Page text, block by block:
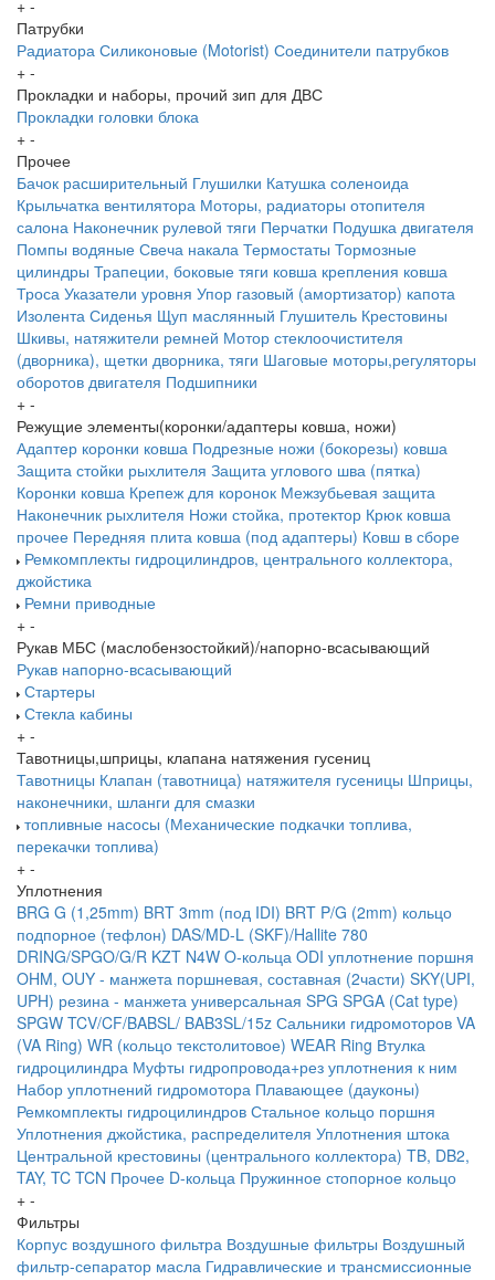
+ -
Патрубки
Радиатора Силиконовые (Motorist) Соединители патрубков
+ -
Прокладки и наборы, прочий зип для ДВС
Прокладки головки блока
+ -
Прочее
Бачок расширительный Глушилки Катушка соленоида
Крыльчатка вентилятора Моторы, радиаторы отопителя
салона Наконечник рулевой тяги Перчатки Подушка двигателя
Помпы водяные Свеча накала Термостаты Тормозные
цилиндры Трапеции, боковые тяги ковша крепления ковша
Троса Указатели уровня Упор газовый (амортизатор) капота
Изолента Сиденья Щуп маслянный Глушитель Крестовины
Шкивы, натяжители ремней Мотор стеклоочистителя
(дворника), щетки дворника, тяги Шаговые моторы,регуляторы
оборотов двигателя Подшипники
+ -
Режущие элементы(коронки/адаптеры ковша, ножи)
Адаптер коронки ковша Подрезные ножи (бокорезы) ковша
Защита стойки рыхлителя Защита углового шва (пятка)
Коронки ковша Крепеж для коронок Межзубьевая защита
Наконечник рыхлителя Ножи стойка, протектор Крюк ковша
прочее Передняя плита ковша (под адаптеры) Ковш в сборе
Ремкомплекты гидроцилиндров, центрального коллектора,
джойстика
Ремни приводные
+ -
Рукав МБС (маслобензостойкий)/напорно-всасывающий
Рукав напорно-всасывающий
Стартеры
Стекла кабины
+ -
Тавотницы,шприцы, клапана натяжения гусениц
Тавотницы Клапан (тавотница) натяжителя гусеницы Шприцы,
наконечники, шланги для смазки
топливные насосы (Механические подкачки топлива,
перекачки топлива)
+ -
Уплотнения
BRG G (1,25mm) BRT 3mm (под IDI) BRT P/G (2mm) кольцо
подпорное (тефлон) DAS/MD-L (SKF)/Hallite 780
DRING/SPGO/G/R KZT N4W O-кольца ODI уплотнение поршня
OHM, OUY - манжета поршневая, составная (2части) SKY(UPI,
UPH) резина - манжета универсальная SPG SPGA (Cat type)
SPGW TCV/CF/BABSL/ BAB3SL/15z Сальники гидромоторов VA
(VA Ring) WR (кольцо текстолитовое) WEAR Ring Втулка
гидроцилиндра Муфты гидропровода+рез уплотнения к ним
Набор уплотнений гидромотора Плавающее (дауконы)
Ремкомплекты гидроцилиндров Стальное кольцо поршня
Уплотнения джойстика, распределителя Уплотнения штока
Центральной крестовины (центрального коллектора) TB, DB2,
TAY, TC TCN Прочее D-кольца Пружинное стопорное кольцо
+ -
Фильтры
Корпус воздушного фильтра Воздушные фильтры Воздушный
фильтр-сепаратор масла Гидравлические и трансмиссионные